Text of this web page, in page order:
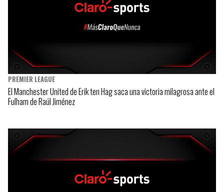
PREMIER LEAGUE
El Manchester United de Erik ten Hag saca una victoria milagrosa ante el
Fulham de Raúl Jiménez